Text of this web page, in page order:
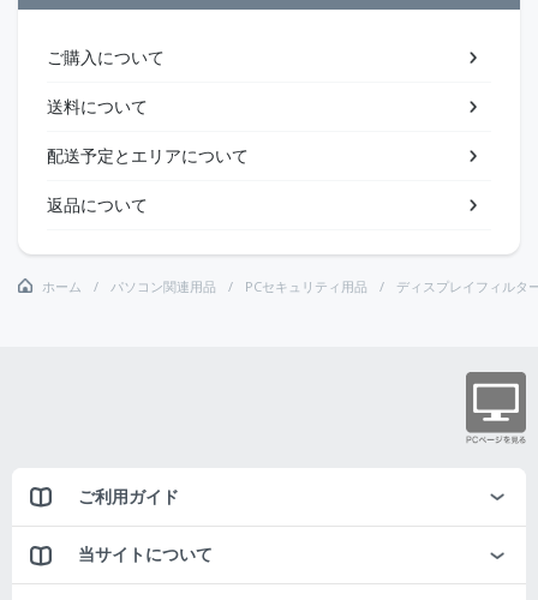
ご購入について
送料について
配送予定とエリアについて
返品について
ホーム パソコン関連用品 PCセキュリティ用品 ディスプレイフィルタ
ご利用ガイド
当サイトについて